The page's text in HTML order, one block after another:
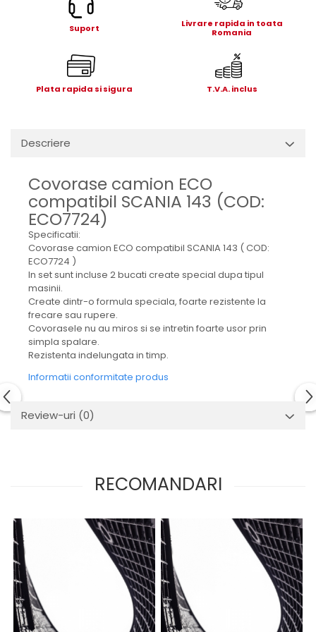
Motoare electrice si pompe
Role, bucse si bolturi
Mecanice
Bolturi, role si bucse
Cilindri si burdufe
Pompe si motoare electrice
DAUTEL
Electrice
Hidraulica
Mecanica
Electropompa si motoare
electrice
Burdufuri si cilindri hidraulici
Role, bucsi si bolturi
BEHRENS
Motoare electrice si pompe
SÖRENSEN
Mecanice
Electrice
Hidraulice
Cilindri hidraulici si burdufe
Suport
Livrare rapida in toata
Romania
Plata rapida si sigura T.V.A. inclus
Descriere
Covorase camion ECO
compatibil SCANIA 143 (COD:
ECO7724)
Specificatii:
Covorase camion ECO compatibil SCANIA 143 ( COD:
ECO7724 )
In set sunt incluse 2 bucati create special dupa tipul
masinii.
Create dintr-o formula speciala, foarte rezistente la
frecare sau rupere.
Covorasele nu au miros si se intretin foarte usor prin
simpla spalare.
Rezistenta indelungata in timp.
Informatii conformitate produs
Review-uri (0)
RECOMANDARI